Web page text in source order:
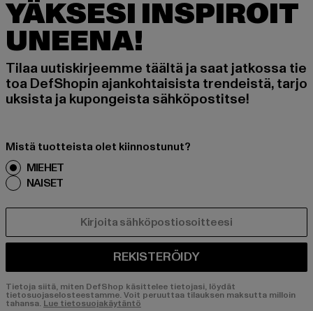
YÄKSESI INSPIROIT
UNEENA!
Tilaa uutiskirjeemme täältä ja saat jatkossa tie
toa DefShopin ajankohtaisista trendeistä, tarjo
uksista ja kupongeista sähköpostitse!
Mistä tuotteista olet kiinnostunut?
MIEHET
NAISET
REKISTERÖIDY
Tietoja siitä, miten DefShop käsittelee tietojasi, löydät
tietosuojaselosteestamme. Voit peruuttaa tilauksen maksutta milloin
tahansa. Lue tietosuojakäytäntö